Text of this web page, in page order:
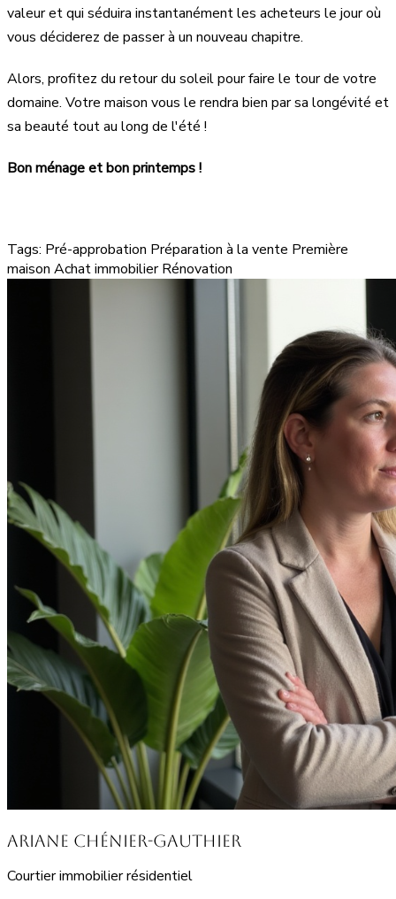
valeur et qui séduira instantanément les acheteurs le jour où
vous déciderez de passer à un nouveau chapitre.
Alors, profitez du retour du soleil pour faire le tour de votre
domaine. Votre maison vous le rendra bien par sa longévité et
sa beauté tout au long de l'été !
Bon ménage et bon printemps !
Tags: Pré-approbation Préparation à la vente Première
maison Achat immobilier Rénovation
Ariane Chénier-Gauthier
Courtier immobilier résidentiel